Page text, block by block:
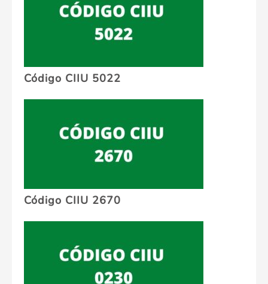
Código CIIU 5022
Código CIIU 2670